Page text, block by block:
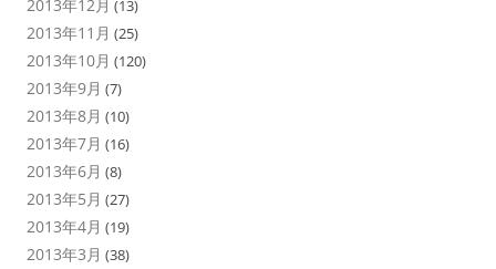
2013年12月 (13)
2013年11月 (25)
2013年10月 (120)
2013年9月 (7)
2013年8月 (10)
2013年7月 (16)
2013年6月 (8)
2013年5月 (27)
2013年4月 (19)
2013年3月 (38)